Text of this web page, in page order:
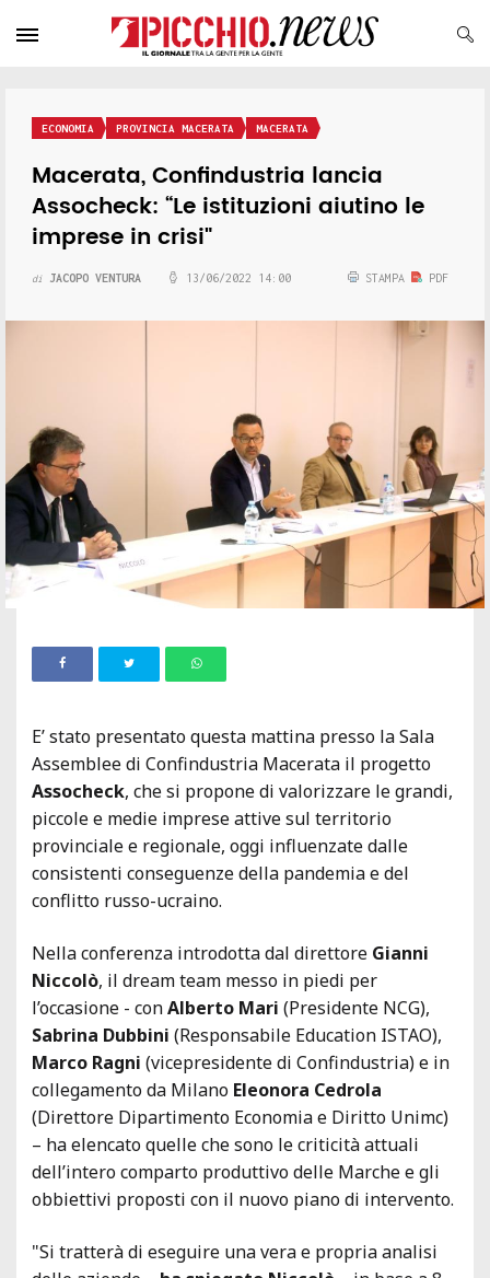
ECONOMIA PROVINCIA MACERATA MACERATA
Macerata, Confindustria lancia
Assocheck: “Le istituzioni aiutino le
imprese in crisi"
di JACOPO VENTURA 13/06/2022 14:00 STAMPA PDF
E’ stato presentato questa mattina presso la Sala
Assemblee di Confindustria Macerata il progetto
Assocheck, che si propone di valorizzare le grandi,
piccole e medie imprese attive sul territorio
provinciale e regionale, oggi influenzate dalle
consistenti conseguenze della pandemia e del
conflitto russo-ucraino.
Nella conferenza introdotta dal direttore Gianni
Niccolò, il dream team messo in piedi per
l’occasione - conAlberto Mari (Presidente NCG),
Sabrina Dubbini (Responsabile Education ISTAO),
Marco Ragni (vicepresidente di Confindustria) e in
collegamento da Milano Eleonora Cedrola
(Direttore Dipartimento Economia e Diritto Unimc)
– ha elencato quelle che sono le criticità attuali
dell’intero comparto produttivo delle Marche e gli
obbiettivi proposti con il nuovo piano di intervento.
"Si tratterà di eseguire una vera e propria analisi